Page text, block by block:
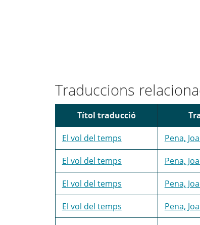
Traduccions
Títol traducció
El vol del temps Pena,
El vol del temps Pena,
El vol del temps Pena,
El vol del temps Pena,